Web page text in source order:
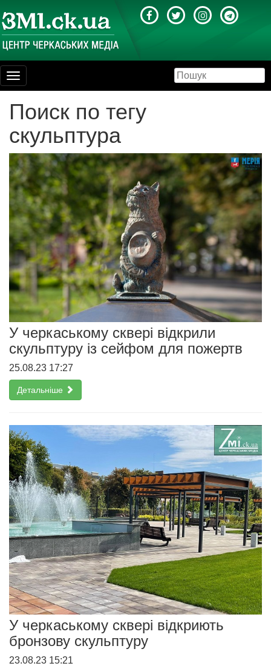
Toggle
navigation
Поиск по тегу
скульптура
У черкаському сквері відкрили
скульптуру із сейфом для пожертв
25.08.23 17:27
Детальніше
У черкаському сквері відкриють
бронзову скульптуру
23.08.23 15:21